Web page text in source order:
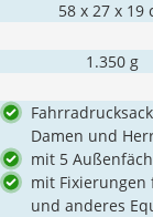
58 x 27 x 19
1.350 g
Damen und
mit 5
mit Fixierungen
und anderes